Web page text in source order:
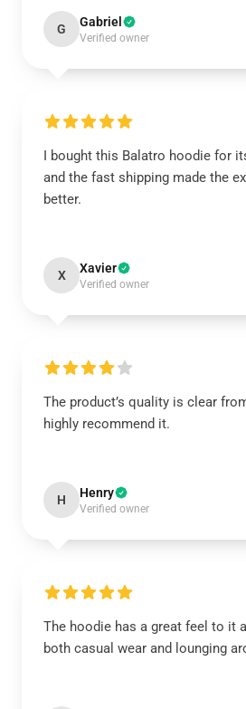
G Gabriel
Verified owner
I bought this Balatro hoodie for
and the fast shipping made the
better.
X Xavier
Verified owner
The product’s quality is clear
highly recommend it.
H Henry
Verified owner
The hoodie has a great feel to it
both casual wear and lounging